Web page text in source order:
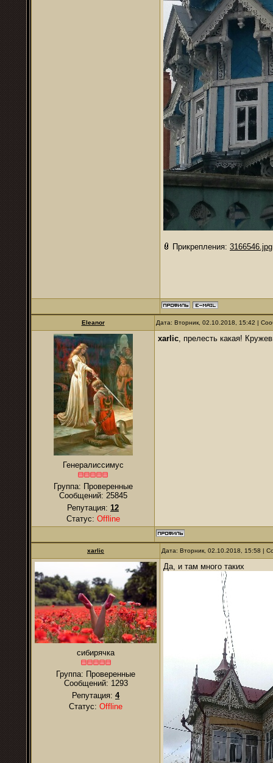
Прикрепления: 3166546.jpg
Eleanor Дата: Вторник, 02.10.2018, 15:42 |
Генералиссимус
Группа: Проверенные
Сообщений: 25845
Репутация: 12
Статус: Offline
xarlic, прелесть какая!
xarlic Дата: Вторник, 02.10.2018, 15:58 |
сибирячка
Группа: Проверенные
Сообщений: 1293
Репутация: 4
Статус: Offline
Да, и там много таких